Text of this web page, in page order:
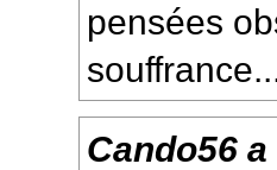
pensées
Cando56